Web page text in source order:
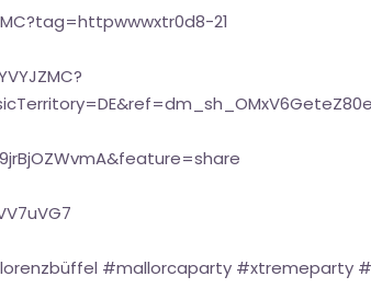
21
#mallorcaparty #xtremeparty